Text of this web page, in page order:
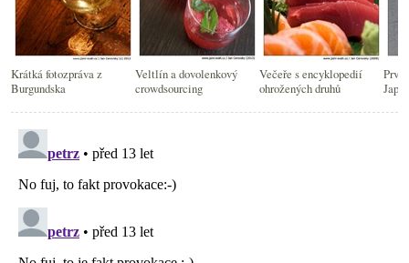
Krátká fotozpráva z
Burgundska
Veltlín a dovolenkový
crowdsourcing
Večeře s encyklopedií
ohrožených druhů